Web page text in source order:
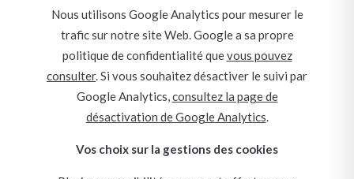
Nous utilisons Google Analytics pour mesurer le
trafic sur notre site Web. Google a sa propre
politique de confidentialité quevous pouvez
consulter. Si vous souhaitez désactiver le suivi par
Google Analytics,consultez la page de
désactivation de Google Analytics.
Vos choix sur la gestions des cookies